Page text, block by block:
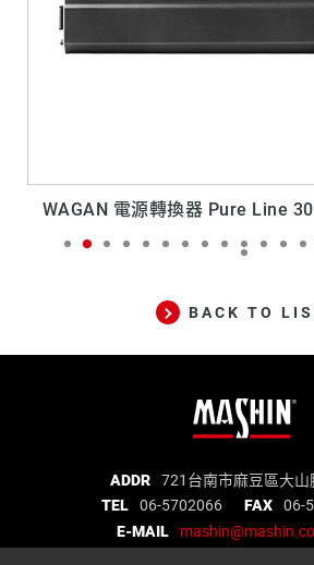
電源轉換器 Pure Line 3000W
BACK TO
ADDR
721台南市麻豆區大山
TEL
06-5702066 FAX
06-
E-MAIL